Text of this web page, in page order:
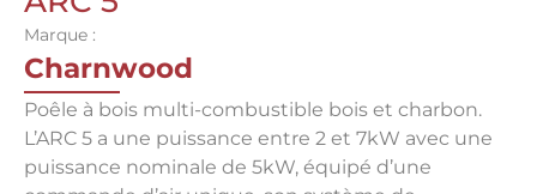
Marque :
Charnwood
Poêle à bois multi-combustible bois et charbon.
L’ARC 5 a une puissance entre 2 et 7kW avec une
puissance nominale de 5kW, équipé d’une